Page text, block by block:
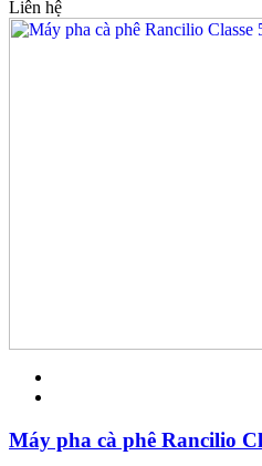
Liên hệ
Máy pha cà phê Rancilio